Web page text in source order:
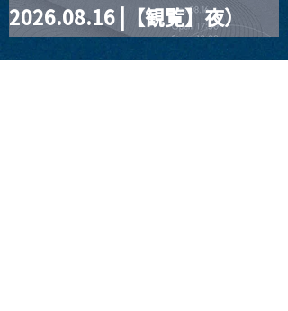
2026.08.16 |【観覧】夜）
four dots vol.2